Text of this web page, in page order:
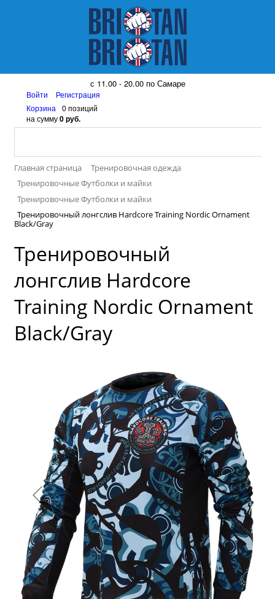
8 (917) 161 08 99
с 11.00 - 20.00 по Самаре
Войти
Регистрация
Корзина
0 позиций
на сумму0 руб.
Главная страница
Тренировочная одежда
Тренировочные Футболки и майки
Тренировочные Футболки и майки
Тренировочный лонгслив Hardcore Training Nordic Ornament
Black/Gray
Тренировочный
лонгслив Hardcore
Training Nordic Ornament
Black/Gray